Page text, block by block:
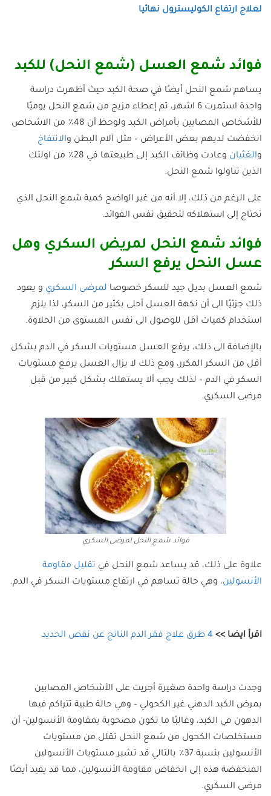
لعلاج ارتفاع الكوليسترول نهائيا
فوائد شمع العسل (شمع النحل) للكبد
يساهم شمع النحل أيضًا في صحة الكبد حيث أظهرت دراسة
واحدة استمرت 6 اشهر، تم إعطاء مزيج من شمع النحل يوميًا
للأشخاص المصابين بأمراض الكبد ولوحظ أن 48٪ من الاشخاص
انخفضت لديهم بعض الأعراض – مثل آلام البطن والانتفاخ
والغثيان
وعادت وظائف الكبد إلى طبيعتها في 28٪ من اولئك
الذين تناولوا شمع النحل.
على الرغم من ذلك، إلا أنه من غير الواضح كمية شمع النحل الذي
تحتاج إلى استهلاكه لتحقيق نفس الفوائد.
فوائد شمع النحل لمريض السكري وهل
عسل النحل يرفع السكر
شمع العسل بديل جيد للسكر خصوصا لمرضى السكري و يعود
ذلك جزئيًا الى أن نكهة العسل أحلى بكثير من السكر، لذا يلزم
استخدام كميات أقل للوصول الى نفس المستوى من الحلاوة.
بالإضافة الى ذلك، يرفع العسل مستويات السكر في الدم بشكل
أقل من السكر المكرر، ومع ذلك لا يزال العسل يرفع مستويات
السكر في الدم – لذلك يجب ألا يستهلك بشكل كبير من قبل
مرضى السكري.
فوائد شمع النحل لمرضى السكري
علاوة على ذلك، قد يساعد شمع النحل في تقليل مقاومة
الأنسولين، وهي حالة تساهم في ارتفاع مستويات السكر في الدم.
اقرأ ايضا >> 4 طرق علاج فقر الدم الناتج عن نقص الحديد
وجدت دراسة واحدة صغيرة أجريت على الأشخاص المصابين
بمرض الكبد الدهني غير الكحولي – وهي حالة طبية تتراكم فيها
الدهون في الكبد، وغالبًا ما تكون مصحوبة بمقاومة الأنسولين- أن
مستخلصات الكحول من شمع النحل تقلل من مستويات
الأنسولين بنسبة 37٪ بالتالي قد تشير مستويات الأنسولين
المنخفضة هذه إلى انخفاض مقاومة الأنسولين، مما قد يفيد أيضًا
مرضى السكري.